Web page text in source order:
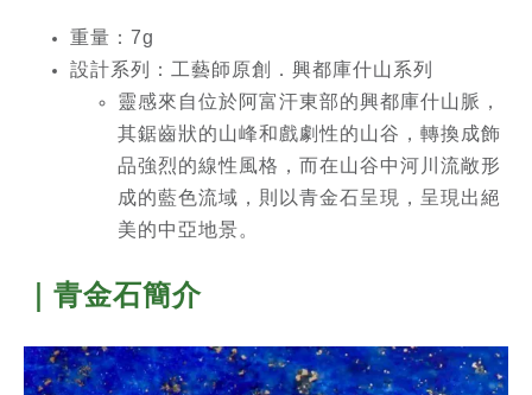
重量：7g
設計系列
：工藝師原創．興都庫什山系列
靈感來自位於阿富汗東部的興都庫什山脈，
其鋸齒狀的山峰和戲劇性的山谷，轉換成飾
品強烈的線性風格，而在山谷中河川流敞形
成的藍色流域，則以青金石呈現，呈現出絕
美的中亞地景。
｜青金石簡介